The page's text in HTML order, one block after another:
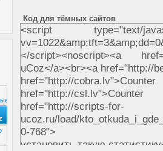
Код для тёмных сайтов
<script type="text/
</script><noscript><a
uCoz</a><br><a href="http://
href="http://
href="http://
href="http://scripts-for-
ucoz.ru/load/
0-768">
установить такую